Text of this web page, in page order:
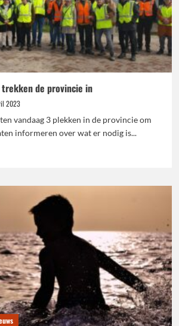
de provincie in
2023
vandaag 3 plekken in de provincie om
informeren over wat er nodig is...